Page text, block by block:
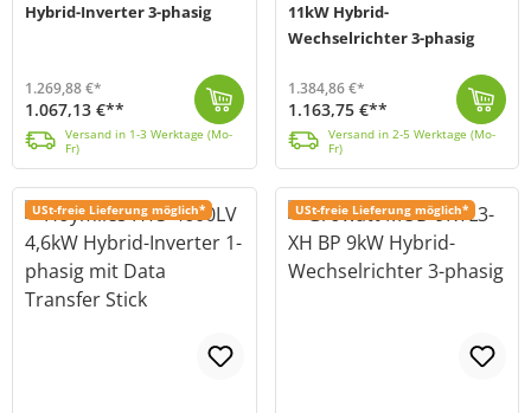
Hybrid-Inverter 3-phasig
1.269,88 €*
1.067,13 €**
Versand in 1-3 Werktage (Mo-
Fr)
11kW Hybrid-
Wechselrichter 3-phasig
1.384,86 €*
1.163,75 €**
Versand in 2-5 Werktage (Mo-
Fr)
USt-freie Lieferung möglich* USt-freie Lieferung möglich*